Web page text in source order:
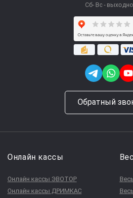
Сб- Вс -
Обратный
Онлайн кассы
Онлайн кассы ЭВОТОР
Онлайн кассы ДРИМКАС